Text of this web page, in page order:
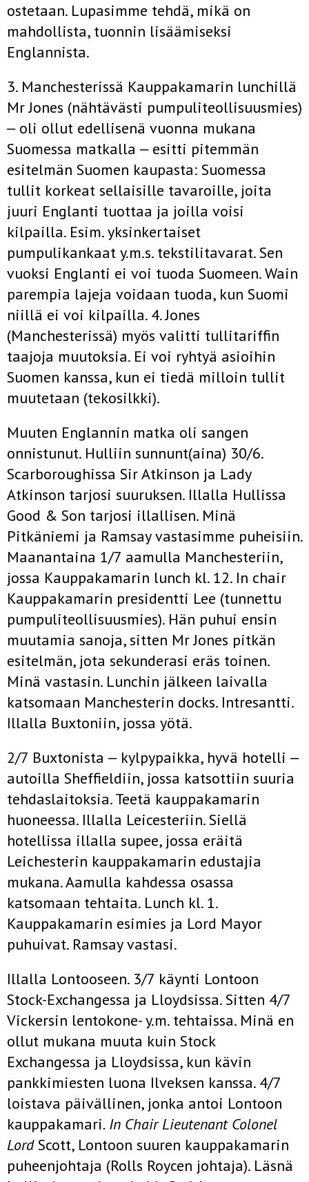
ostetaan. Lupasimme tehdä, mikä on
mahdollista, tuonnin lisäämiseksi
Englannista.
3. Manchesterissä Kauppakamarin lunchillä
Mr Jones (nähtävästi pumpuliteollisuusmies)
‒ oli ollut edellisenä vuonna mukana
Suomessa matkalla ‒ esitti pitemmän
esitelmän Suomen kaupasta: Suomessa
tullit korkeat sellaisille tavaroille, joita
juuri Englanti tuottaa ja joilla voisi
kilpailla. Esim. yksinkertaiset
pumpulikankaat y.m.s. tekstilitavarat. Sen
vuoksi Englanti ei voi tuoda Suomeen. Wain
parempia lajeja voidaan tuoda, kun Suomi
niillä ei voi kilpailla. 4. Jones
(Manchesterissä) myös valitti tullitariffin
taajoja muutoksia. Ei voi ryhtyä asioihin
Suomen kanssa, kun ei tiedä milloin tullit
muutetaan (tekosilkki).
Muuten Englannin matka oli sangen
onnistunut. Hulliin sunnunt(aina) 30/6.
Scarboroughissa Sir Atkinson ja Lady
Atkinson tarjosi suuruksen. Illalla Hullissa
Good & Son tarjosi illallisen. Minä
Pitkäniemi ja Ramsay vastasimme puheisiin.
Maanantaina 1/7 aamulla Manchesteriin,
jossa Kauppakamarin lunch kl. 12. In chair
Kauppakamarin presidentti Lee (tunnettu
pumpuliteollisuusmies). Hän puhui ensin
muutamia sanoja, sitten Mr Jones pitkän
esitelmän, jota sekunderasi eräs toinen.
Minä vastasin. Lunchin jälkeen laivalla
katsomaan Manchesterin docks. Intresantti.
Illalla Buxtoniin, jossa yötä.
2/7 Buxtonista ‒ kylpypaikka, hyvä hotelli ‒
autoilla Sheffieldiin, jossa katsottiin suuria
tehdaslaitoksia. Teetä kauppakamarin
huoneessa. Illalla Leicesteriin. Siellä
hotellissa illalla supee, jossa eräitä
Leichesterin kauppakamarin edustajia
mukana. Aamulla kahdessa osassa
katsomaan tehtaita. Lunch kl. 1.
Kauppakamarin esimies ja Lord Mayor
puhuivat. Ramsay vastasi.
Illalla Lontooseen. 3/7 käynti Lontoon
Stock-Exchangessa ja Lloydsissa. Sitten 4/7
Vickersin lentokone- y.m. tehtaissa. Minä en
ollut mukana muuta kuin Stock
Exchangessa ja Lloydsissa, kun kävin
pankkimiesten luona Ilveksen kanssa. 4/7
loistava päivällinen, jonka antoi Lontoon
kauppakamari. In Chair Lieutenant Colonel
LordScott, Lontoon suuren kauppakamarin
puheenjohtaja (Rolls Roycen johtaja). Läsnä